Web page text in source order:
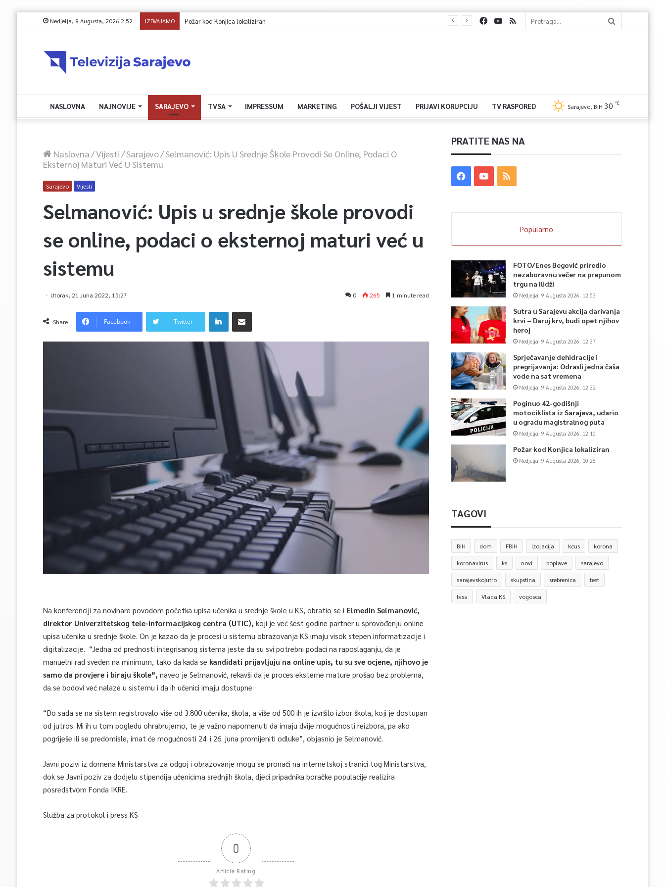
Nedjelja, 9 Augusta, 2026 2:52 IZDVAJAMO Požar kod Konjica lokaliziran
NASLOVNA NAJNOVIJE SARAJEVO TVSA IMPRESSUM MARKETING POŠALJI VIJEST PRIJAVI KORUPCIJU TV RASPORED Sarajevo, BiH 30 ℃
Naslovna/Vijesti/Sarajevo/Selmanović: Upis U Srednje Škole Provodi Se Online, Podaci O
Eksternoj Maturi Već U Sistemu
Sarajevo Vijesti
Selmanović: Upis u srednje škole provodi
se online, podaci o eksternoj maturi već u
sistemu
Utorak, 21 Juna 2022, 15:27 0 265 1 minute read
Share Facebook Twitter
Na konferenciji za novinare povodom početka upisa učenika u srednje škole u KS, obratio se i Elmedin Selmanović,
direktor Univerzitetskog tele-informacijskog centra (UTIC), koji je već šest godine partner u sprovođenju online
upisa učenika u srednje škole. On je kazao da je procesi u sistemu obrazovanja KS imaju visok stepen informatizacije i
digitalizacije. “Jedna od prednosti integrisanog sistema jeste da su svi potrebni podaci na raposlaganju, da je
manuelni rad sveden na minimum, tako da kada se kandidati prijavljuju na online upis, tu su sve ocjene, njihovo je
samo da provjere i biraju škole”, naveo je Selmanović, rekavši da je proces eksterne mature prošao bez problema,
da se bodovi već nalaze u sistemu i da ih učenici imaju dostupne.
“Do sada se na sistem registrovalo više od 3.800 učenika, škola, a više od 500 ih je izvršilo izbor škola, koji je dostupan
od jutros. Mi ih u tom pogledu ohrabrujemo, te je važno napomenuti da imaju dvije mogućnosti reizbora, pa ako
pogriješe ili se predomisle, imat će mogućnosti 24. i 26. juna promijeniti odluke”, objasnio je Selmanović.
Javni pozivi iz domena Ministarstva za odgoj i obrazovanje mogu se pronaći na internetskoj stranici tog Ministarstva,
dok se Javni poziv za dodjelu stipendija učenicima srednjih škola, djeci pripadnika boračke populacije realizira
posredstvom Fonda IKRE.
Služba za protokol i press KS
0
Article Rating
PRATITE NAS NA
Popularno
FOTO/Enes Begović priredio
nezaboravnu večer na prepunom
trgu na Ilidži
Nedjelja, 9 Augusta 2026, 12:53
Sutra u Sarajevu akcija darivanja
krvi – Daruj krv, budi opet njihov
heroj
Nedjelja, 9 Augusta 2026, 12:37
Sprječavanje dehidracije i
pregrijavanja: Odrasli jedna čaša
vode na sat vremena
Nedjelja, 9 Augusta 2026, 12:32
Poginuo 42-godišnji
motociklista iz Sarajeva, udario
u ogradu magistralnog puta
Nedjelja, 9 Augusta 2026, 12:10
Požar kod Konjica lokaliziran
Nedjelja, 9 Augusta 2026, 10:26
TAGOVI
BiH dom FBiH izolacija kcus korona
koronavirus ks novi poplave sarajevo
sarajevskojutro skupstina srebrenica test
tvsa Vlada KS vogosca